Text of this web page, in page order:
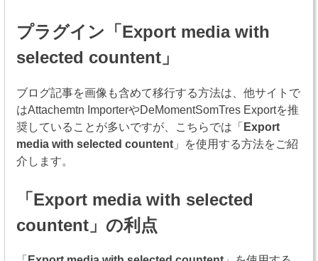
プラグイン「Export media with
selected countent 」
ブログ記事を画像も含めて移行する方法は、他サイトで
はAttachemtn ImporterやDeMomentSomTres Exportを推
奨していることが多いですが、こちらでは「 Export
media with selected countent 」を使用する方法をご紹
介します。
「Export media with selected
countent 」の利点